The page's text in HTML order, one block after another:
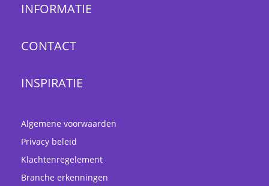
INFORMATIE
CONTACT
INSPIRATIE
Algemene voorwaarden
Privacy beleid
Klachtenregelement
Branche erkenningen